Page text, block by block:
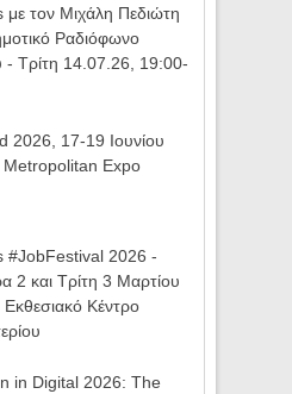
με τον Μιχάλη Πεδιώτη
Ραδιόφωνο
- Τρίτη 14.07.26, 19:00-
2026, 17-19 Ιουνίου
Metropolitan Expo
#JobFestival 2026 -
2 και Τρίτη 3 Μαρτίου
Κέντρο
in Digital 2026: The